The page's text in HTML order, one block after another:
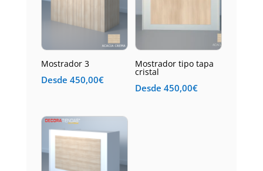
Mostrador 3
Desde 450,00€
Mostrador tipo tapa
cristal
Desde450,00€